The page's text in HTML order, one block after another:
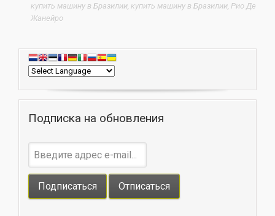
купить машину в Бразилии купить машину в Бразилии Рио Де
Жанейро
Подписка на обновления